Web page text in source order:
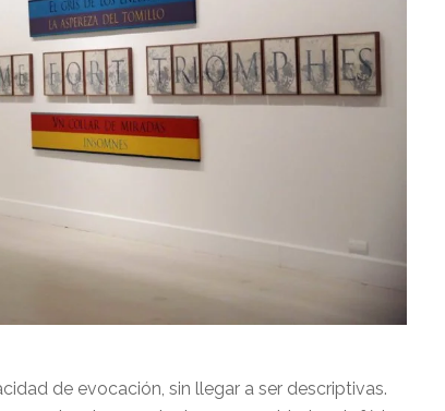
de evocación, sin llegar a ser descriptivas.